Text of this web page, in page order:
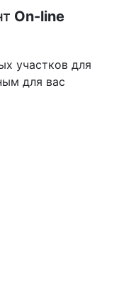
On-line
участков для
для вас